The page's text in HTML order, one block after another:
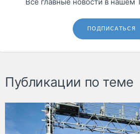
ПОДПИСАТЬСЯ
Публикации по теме